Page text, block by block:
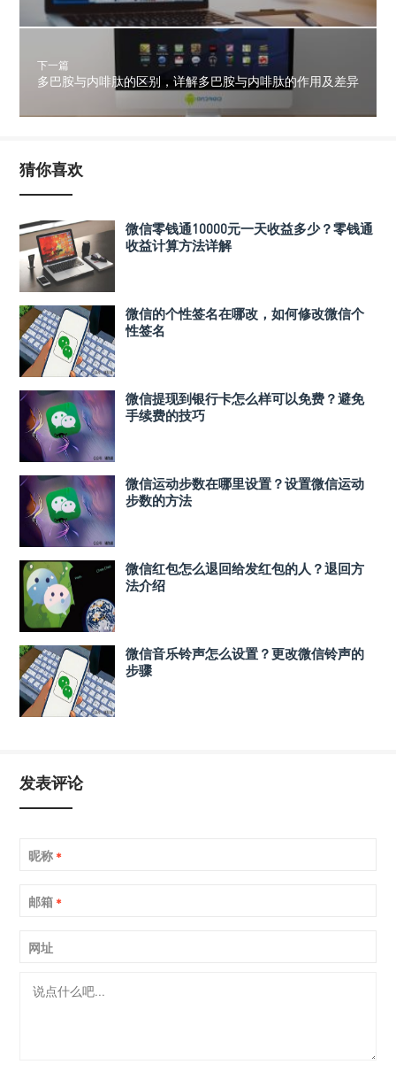
下一篇
多巴胺与内啡肽的区别，详解多巴胺与内啡肽的作用及差异
猜你喜欢
微信零钱通10000元一天收益多少？零钱通
收益计算方法详解
微信的个性签名在哪改，如何修改微信个
性签名
微信提现到银行卡怎么样可以免费？避免
手续费的技巧
微信运动步数在哪里设置？设置微信运动
步数的方法
微信红包怎么退回给发红包的人？退回方
法介绍
微信音乐铃声怎么设置？更改微信铃声的
步骤
发表评论
昵称 *
邮箱 *
网址